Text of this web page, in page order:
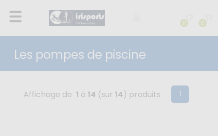
0 0
Les pompes de piscine
Affichage de 1 à 14 (sur 14) produits 1